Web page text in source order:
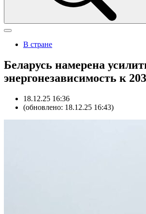
В стране
Беларусь намерена
энергонезависимость к
18.12.25 16:36
(обновлено: 18.12.25 16:43)